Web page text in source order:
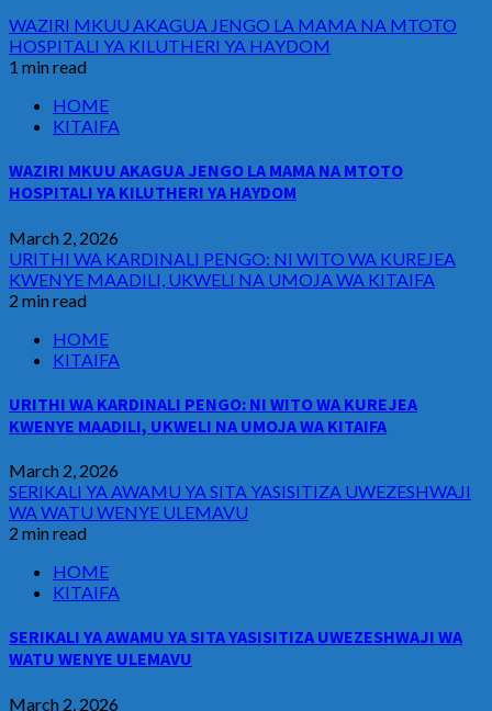
WAZIRI MKUU AKAGUA JENGO LA MAMA NA MTOTO
HOSPITALI YA KILUTHERI YA HAYDOM
1 min read
HOME
KITAIFA
WAZIRI MKUU AKAGUA JENGO LA MAMA NA MTOTO
HOSPITALI YA KILUTHERI YA HAYDOM
March 2, 2026
URITHI WA KARDINALI PENGO: NI WITO WA KUREJEA
KWENYE MAADILI, UKWELI NA UMOJA WA KITAIFA
2 min read
HOME
KITAIFA
URITHI WA KARDINALI PENGO: NI WITO WA KUREJEA
KWENYE MAADILI, UKWELI NA UMOJA WA KITAIFA
March 2, 2026
SERIKALI YA AWAMU YA SITA YASISITIZA UWEZESHWAJI
WA WATU WENYE ULEMAVU
2 min read
HOME
KITAIFA
SERIKALI YA AWAMU YA SITA YASISITIZA UWEZESHWAJI WA
WATU WENYE ULEMAVU
March 2, 2026